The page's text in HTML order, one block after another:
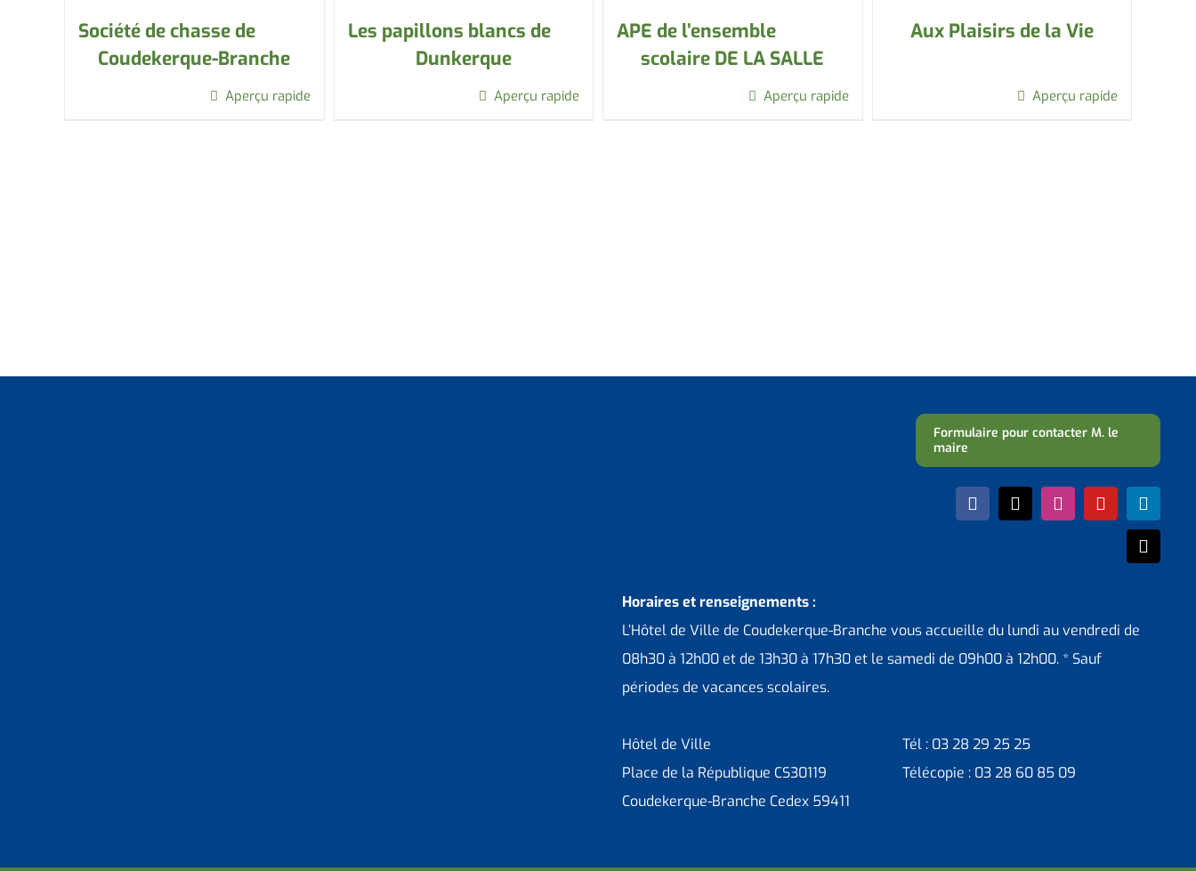
Société de chasse de
Coudekerque-Branche
Aperçu rapide
Les papillons blancs de
Dunkerque
Aperçu rapide
APE de l’ensemble
scolaire DE LA SALLE
Aperçu rapide
Aux Plaisirs de la Vie
Aperçu rapide
Formulaire pour contacter M. le
maire
Horaires et renseignements :
L’Hôtel de Ville de Coudekerque-Branche vous accueille du lundi au vendredi de
08h30 à 12h00 et de 13h30 à 17h30 et le samedi de 09h00 à 12h00. * Sauf
périodes de vacances scolaires.
Hôtel de Ville
Place de la République CS30119
Coudekerque-Branche Cedex 59411
Tél : 03 28 29 25 25
Télécopie : 03 28 60 85 09